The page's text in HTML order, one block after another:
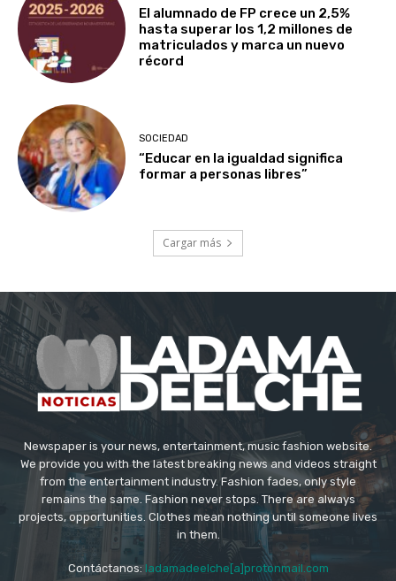
El alumnado de FP crece un 2,5%
hasta superar los 1,2 millones de
matriculados y marca un nuevo
récord
SOCIEDAD
“Educar en la igualdad significa
formar a personas libres”
Cargar más
Newspaper is your news, entertainment, music fashion website.
We provide you with the latest breaking news and videos straight
from the entertainment industry. Fashion fades, only style
remains the same. Fashion never stops. There are always
projects, opportunities. Clothes mean nothing until someone lives
in them.
Contáctanos: ladamadeelche[a]protonmail.com